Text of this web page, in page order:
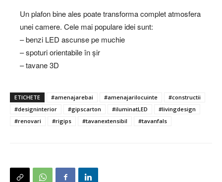
Un plafon bine ales poate transforma complet atmosfera
unei camere. Cele mai populare idei sunt:
– benzi LED ascunse pe muchie
– spoturi orientabile în șir
– tavane 3D
ETICHETE #amenajarebai #amenajarilocuinte
#constructii
#designinterior
#gipscarton #iluminatLED
#livingdesign
#renovari
#rigips #tavanextensibil #tavanfals